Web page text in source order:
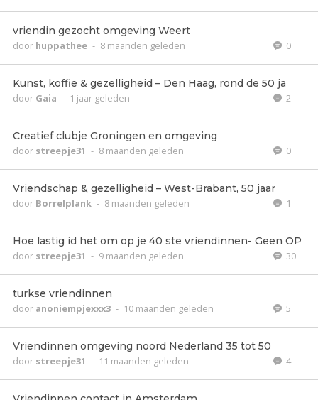
vriendin gezocht omgeving Weert
door huppathee - 8 maanden geleden 0
Kunst, koffie & gezelligheid – Den Haag, rond de 50 ja
door Gaia - 1 jaar geleden 2
Creatief clubje Groningen en omgeving
door streepje31 - 8 maanden geleden 0
Vriendschap & gezelligheid – West-Brabant, 50 jaar
door Borrelplank - 8 maanden geleden 1
Hoe lastig id het om op je 40 ste vriendinnen- Geen OP
door streepje31 - 9 maanden geleden 30
turkse vriendinnen
door anoniempjexxx3 - 10 maanden geleden 5
Vriendinnen omgeving noord Nederland 35 tot 50
door streepje31 - 11 maanden geleden 4